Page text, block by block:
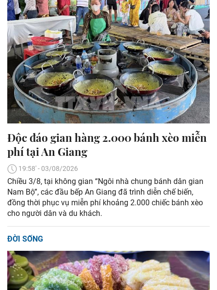
Độc đáo gian hàng 2.000 bánh xèo miễn
phí tại An Giang
19:58' - 03/08/2026
Chiều 3/8, tại không gian “Ngôi nhà chung bánh dân gian
Nam Bộ”, các đầu bếp An Giang đã trình diễn chế biến,
đồng thời phục vụ miễn phí khoảng 2.000 chiếc bánh xèo
cho người dân và du khách.
ĐỜI SỐNG